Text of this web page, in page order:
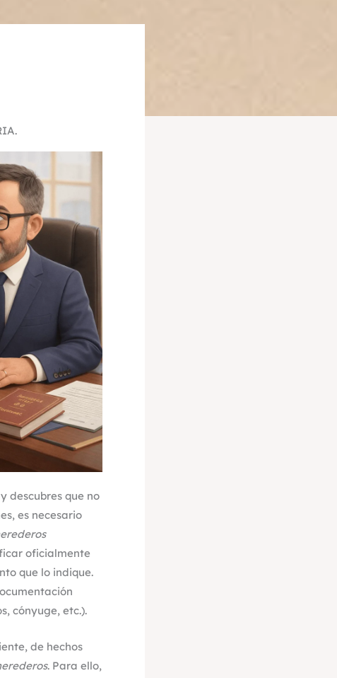
descubres que no
es necesario
oficialmente
que lo indique.
cónyuge, etc.).
de hechos
. Para ello,